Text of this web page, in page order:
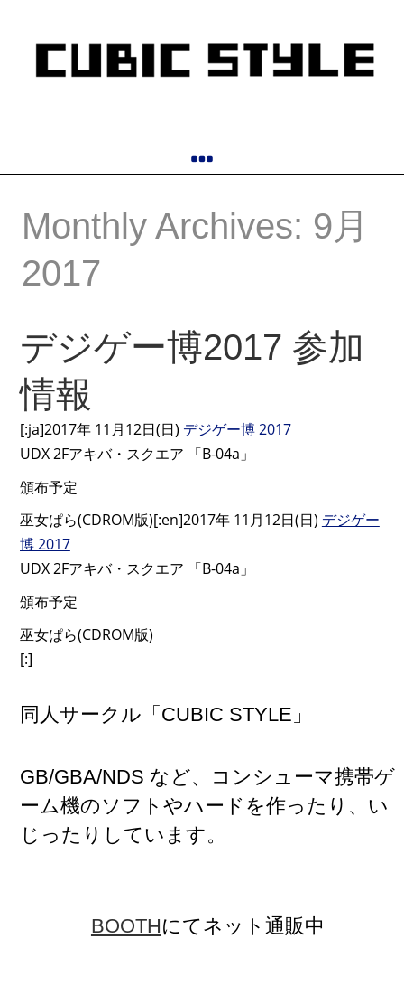
Monthly Archives: 9月
2017
デジゲー博2017 参加
情報
[:ja]2017年 11月12日(日) デジゲー博 2017
UDX 2Fアキバ・スクエア 「B-04a」
頒布予定
巫女ぱら(CDROM版)[:en]2017年 11月12日(日) デジゲー
博 2017
UDX 2Fアキバ・スクエア 「B-04a」
頒布予定
巫女ぱら(CDROM版)
[:]
同人サークル「CUBIC STYLE」
GB/GBA/NDS など、コンシューマ携帯ゲ
ーム機のソフトやハードを作ったり、い
じったりしています。
BOOTHにてネット通販中